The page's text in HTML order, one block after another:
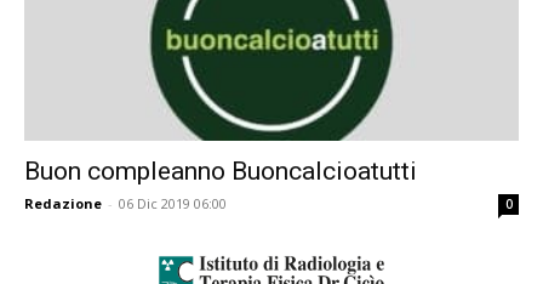
Buon compleanno Buoncalcioatutti
Redazione - 06 Dic 2019 06:00 0